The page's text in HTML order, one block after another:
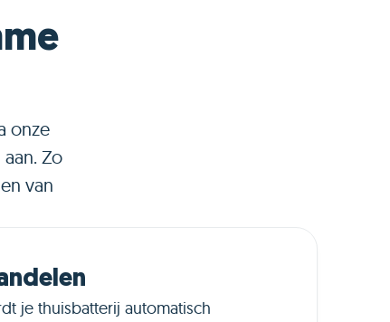
onze
Zo
van
je thuisbatterij automatisch